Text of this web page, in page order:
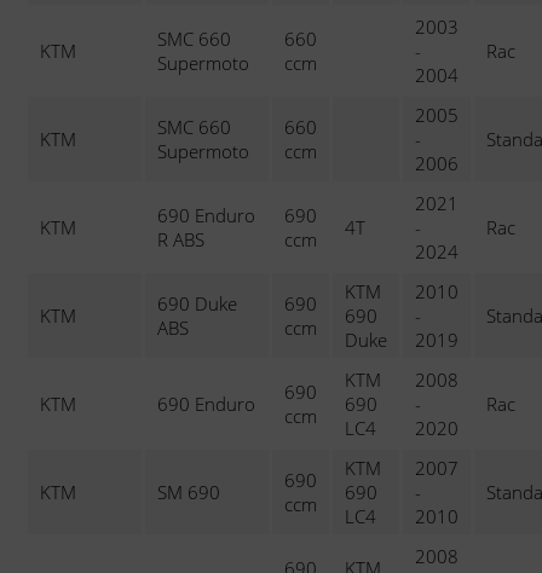
KTM
SMC 660
Supermoto
660
ccm
2003
-
2004
Rac
KTM
SMC 660
Supermoto
660
ccm
2005
-
2006
KTM
690 Enduro
R ABS
690
ccm
4T
2021
-
2024
Rac
KTM
690 Duke
ABS
690
ccm
KTM
690
Duke
2010
-
2019
KTM 690 Enduro
690
ccm
KTM
690
LC4
2008
-
2020
Rac
KTM SM 690
690
ccm
KTM
690
LC4
2007
-
2010
690 KTM
2008